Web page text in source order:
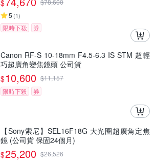
$
$78,600
5 (1)
限時下殺 券
Canon RF-S 10-18mm F4.5-6.3 IS STM 超輕
巧超廣角變焦鏡頭 公司貨
$10,600 $11,157
限時下殺
券
【Sony索尼】SEL16F18G 大光圈超廣角定焦
鏡 (公司貨 保固24個月)
$25,200 $26,526